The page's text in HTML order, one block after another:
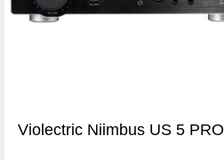
Violectric Niimbus US 5 PRO